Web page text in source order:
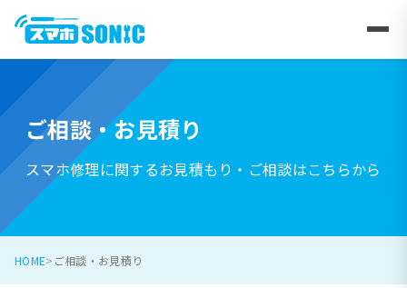
ご相談・お見積り
スマホ修理に関するお見積もり・ご相談はこちらから
HOME ご相談・お見積り